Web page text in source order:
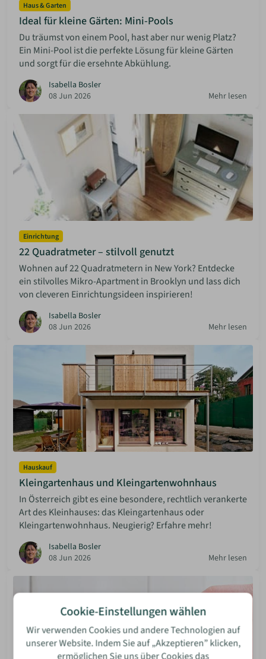
Haus & Garten
Ideal für kleine Gärten: Mini-Pools
Du träumst von einem Pool, hast aber nur wenig Platz?
Ein Mini-Pool ist die perfekte Lösung für kleine Gärten
und sorgt für die ersehnte Abkühlung.
Isabella Bosler
08 Jun 2026
Mehr lesen
Einrichtung
22 Quadratmeter – stilvoll genutzt
Wohnen auf 22 Quadratmetern in New York? Entdecke
ein stilvolles Mikro-Apartment in Brooklyn und lass dich
von cleveren Einrichtungsideen inspirieren!
Isabella Bosler
08 Jun 2026
Mehr lesen
Hauskauf
Kleingartenhaus und Kleingartenwohnhaus
In Österreich gibt es eine besondere, rechtlich verankerte
Art des Kleinhauses: das Kleingartenhaus oder
Kleingartenwohnhaus. Neugierig? Erfahre mehr!
Isabella Bosler
08 Jun 2026
Mehr lesen
Cookie-Einstellungen wählen
Wir verwenden Cookies und andere Technologien auf
unserer Website. Indem Sie auf „Akzeptieren” klicken,
ermöglichen Sie uns über Cookies das